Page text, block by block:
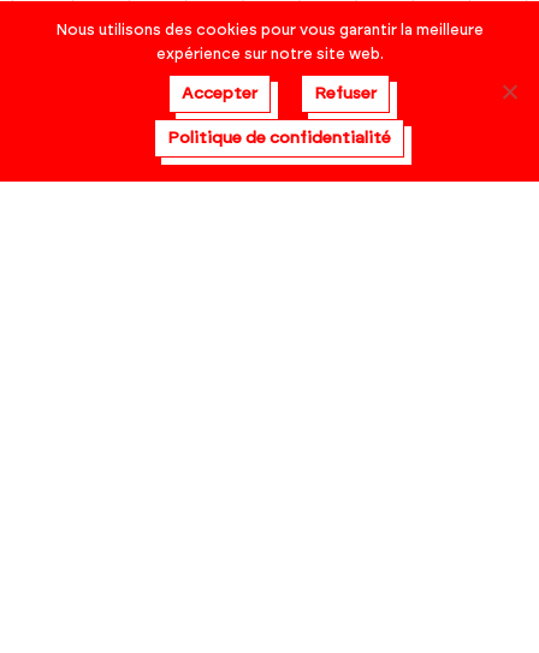
Nous utilisons des cookies pour vous garantir la meilleure
expérience sur notre site web.
Accepter Refuser
Politique de confidentialité